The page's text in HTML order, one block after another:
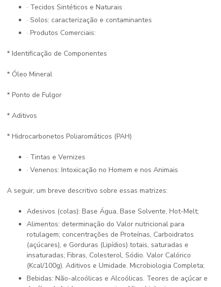
· Tecidos Sintéticos e Naturais
· Solos: caracterização e contaminantes
· Produtos Comerciais:
* Identificação de Componentes
* Óleo Mineral
* Ponto de Fulgor
* Aditivos
* Hidrocarbonetos Poliaromáticos (PAH)
· Tintas e Vernizes
· Venenos: Intoxicação no Homem e nos Animais
A seguir, um breve descritivo sobre essas matrizes:
Adesivos (colas): Base Água, Base Solvente, Hot-Melt;
Alimentos: determinação do Valor nutricional para
rotulagem; concentrações de Proteínas, Carboidratos
(açúcares), e Gorduras (Lipídios) totais, saturadas e
insaturadas; Fibras, Colesterol, Sódio. Valor Calórico
(Kcal/100g). Aditivos e Umidade. Microbiologia Completa;
Bebidas: Não-alcoólicas e Alcoólicas. Teores de açúcar e